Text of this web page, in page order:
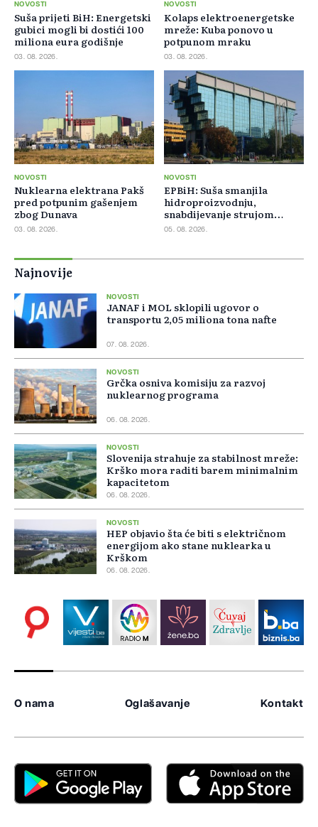
NOVOSTI
Suša prijeti BiH: Energetski
gubici mogli bi dostići 100
miliona eura godišnje
03. 08. 2026.
NOVOSTI
Kolaps elektroenergetske
mreže: Kuba ponovo u
potpunom mraku
03. 08. 2026.
NOVOSTI
Nuklearna elektrana Pakš
pred potpunim gašenjem
zbog Dunava
03. 08. 2026.
NOVOSTI
EPBiH: Suša smanjila
hidroproizvodnju,
snabdijevanje strujom
ostaje stabilno
05. 08. 2026.
Najnovije
NOVOSTI
JANAF i MOL sklopili ugovor o
transportu 2,05 miliona tona nafte
07. 08. 2026.
NOVOSTI
Grčka osniva komisiju za razvoj
nuklearnog programa
06. 08. 2026.
NOVOSTI
Slovenija strahuje za stabilnost mreže:
Krško mora raditi barem minimalnim
kapacitetom
06. 08. 2026.
NOVOSTI
HEP objavio šta će biti s električnom
energijom ako stane nuklearka u
Krškom
06. 08. 2026.
O nama Oglašavanje Kontakt